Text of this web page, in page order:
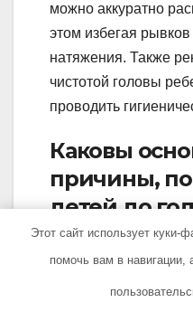
можно аккуратно
этом избегая
натяжения. Также
чистотой головы
проводить
Каковы
причины,
детей до
Основные причины,
Этот сайт использует куки-
помочь вам в навигации,